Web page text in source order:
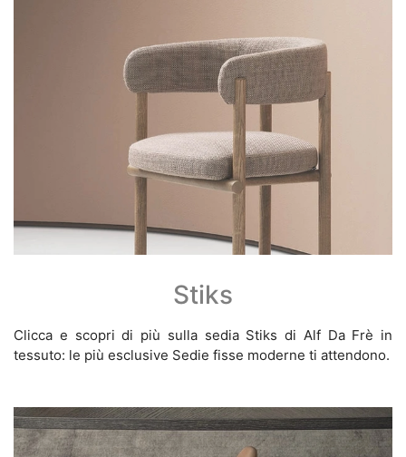
Stiks
Clicca e scopri di più sulla sedia Stiks di Alf Da Frè in
tessuto: le più esclusive Sedie fisse moderne ti attendono.